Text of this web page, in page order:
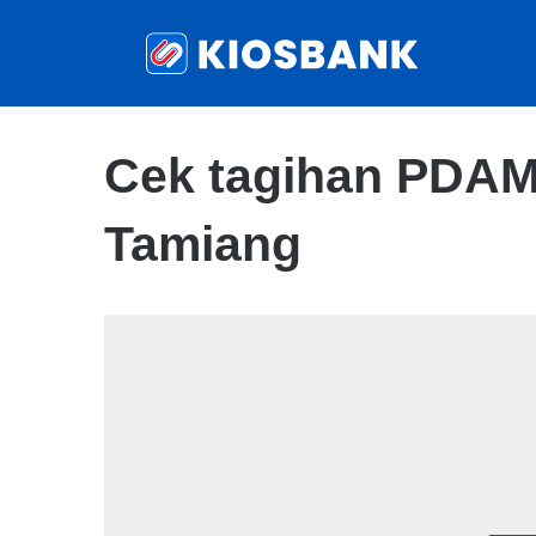
Cek tagihan
Tamiang